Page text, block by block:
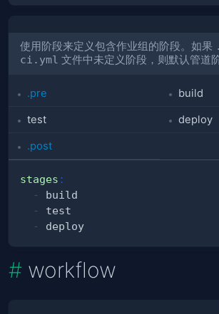
使用阶段来定义包含作业组的阶段。如果
ci.yml 文件中未定义阶段，则默认管道
.pre build
test deploy
.post
stages :
-
-
-
workflow